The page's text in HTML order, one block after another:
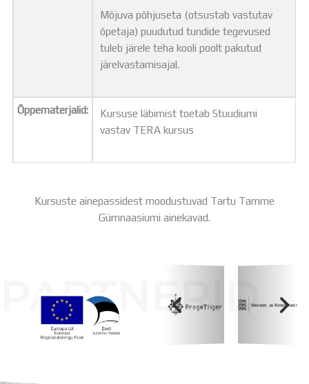
Mõjuva põhjuseta (otsustab vastutav
õpetaja) puudutud tundide tegevused
tuleb järele teha kooli poolt pakutud
järelvastamisajal.
Õppematerjalid:
Kursuse läbimist toetab Stuudiumi
vastav TERA kursus
Kursuste ainepassidest moodustuvad Tartu Tamme
Gümnaasiumi ainekavad.
PARTNERID